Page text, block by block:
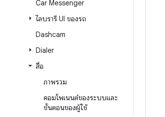
Car Messenger
ไลบรารี UI ของรถ
Dashcam
Dialer
สื่อ
ภาพรวม
คอมโพเนนต์ของระบบและ
ขั้นตอนของผู้ใช้